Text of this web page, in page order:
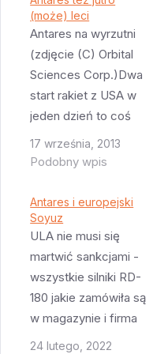
(może) leci
Antares na wyrzutni
(zdjęcie (C) Orbital
Sciences Corp.)Dwa
start rakiet z USA w
jeden dzień to coś
dość niezwykłego. I
jak wszystko dobrze
będzie właśnie taki
dzień - nad ranem
wystartuje Atlas V a
10:50 poleci Antares.
Oczywiście szanse na
to że Antares poleci
jutro są bardzo…
17 września, 2013
Podobny wpis
Antares i europejski
Soyuz
ULA nie musi się
martwić sankcjami -
wszystkie silniki RD-
180 jakie zamówiła są
w magazynie i firma
nie oczekuje dostaw
24 lutego, 2022